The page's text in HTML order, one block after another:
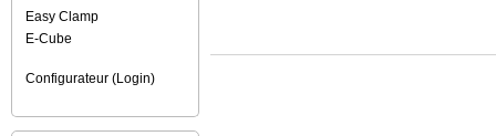
Easy Clamp
E-Cube
Configurateur (Login)